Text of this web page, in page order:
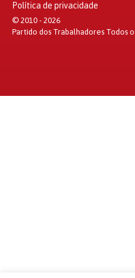
Política de privacidade
© 2010 - 2026
Partido dos Trabalhadores Todos